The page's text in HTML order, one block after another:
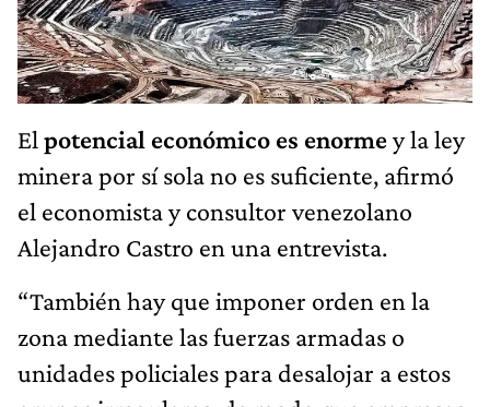
El potencial económico es enormey la ley
minera por sí sola no es suficiente, afirmó
el economista y consultor venezolano
Alejandro Castro en una entrevista.
“También hay que imponer orden en la
zona mediante las fuerzas armadas o
unidades policiales para desalojar a estos